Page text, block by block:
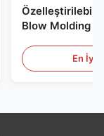
Blow Molding
Molding
En İyi